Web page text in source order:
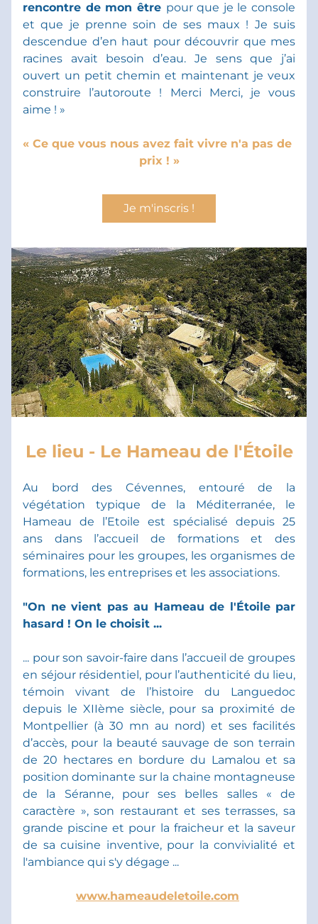
rencontre de mon être pour que je le console
et que je prenne soin de ses maux ! Je suis
descendue d’en haut pour découvrir que mes
racines avait besoin d’eau. Je sens que j’ai
ouvert un petit chemin et maintenant je veux
construire l’autoroute ! Merci Merci, je vous
aime ! »
« Ce que vous nous avez fait vivre n'a pas de
prix ! »
Je m'inscris !
Le lieu - Le Hameau de l'Étoile
Au bord des Cévennes, entouré de la
végétation typique de la Méditerranée, le
Hameau de l’Etoile est spécialisé depuis 25
ans dans l’accueil de formations et des
séminaires pour les groupes, les organismes de
formations, les entreprises et les associations.
"On ne vient pas au Hameau de l'Étoile par
hasard ! On le choisit ...
... pour son savoir-faire dans l’accueil de groupes
en séjour résidentiel, pour l’authenticité du lieu,
témoin vivant de l’histoire du Languedoc
depuis le XIIème siècle, pour sa proximité de
Montpellier (à 30 mn au nord) et ses facilités
d’accès, pour la beauté sauvage de son terrain
de 20 hectares en bordure du Lamalou et sa
position dominante sur la chaine montagneuse
de la Séranne, pour ses belles salles « de
caractère », son restaurant et ses terrasses, sa
grande piscine et pour la fraicheur et la saveur
de sa cuisine inventive, pour la convivialité et
l'ambiance qui s'y dégage ...
www.hameaudeletoile.com